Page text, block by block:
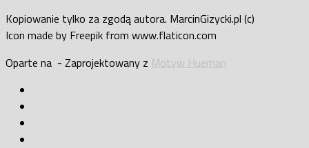
Kopiowanie tylko za zgodą autora. MarcinGizycki.pl (c)
Icon made by Freepik from www.flaticon.com
Oparte na - Zaprojektowany z Motyw Hueman